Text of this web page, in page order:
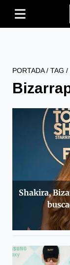
PORTADA/ TAG /
Shakira,